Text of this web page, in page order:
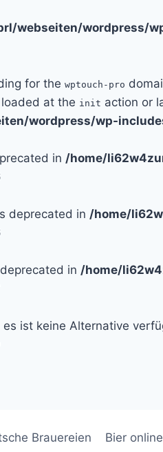
webseiten/wordpress/
for the wptouch-pro
at the init action or
wordpress/wp-
in /home/
deprecated in /home/
in /home/
es ist keine Alternative
Brauereien Bier